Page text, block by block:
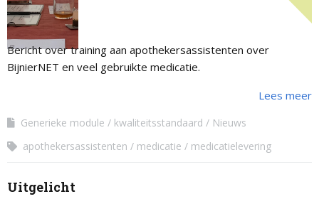
Bericht over training aan apothekersassistenten over
BijnierNET en veel gebruikte medicatie.
Lees meer
Generieke module kwaliteitsstandaard
Nieuws
apothekersassistenten
medicatie medicatielevering
Uitgelicht